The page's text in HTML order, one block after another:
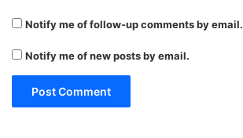
Notify me of follow-up comments by email.
Notify me of new posts by email.